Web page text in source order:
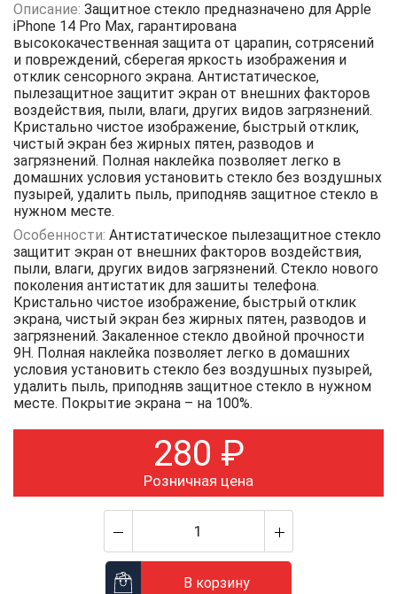
Описание: Защитное стекло предназначено для Apple
iPhone 14 Pro Max, гарантирована
высококачественная защита от царапин, сотрясений
и повреждений, сберегая яркость изображения и
отклик сенсорного экрана. Антистатическое,
пылезащитное защитит экран от внешних факторов
воздействия, пыли, влаги, других видов загрязнений.
Кристально чистое изображение, быстрый отклик,
чистый экран без жирных пятен, разводов и
загрязнений. Полная наклейка позволяет легко в
домашних условия установить стекло без воздушных
пузырей, удалить пыль, приподняв защитное стекло в
нужном месте.
Особенности: Антистатическое пылезащитное стекло
защитит экран от внешних факторов воздействия,
пыли, влаги, других видов загрязнений. Стекло нового
поколения антистатик для зашиты телефона.
Кристально чистое изображение, быстрый отклик
экрана, чистый экран без жирных пятен, разводов и
загрязнений. Закаленное стекло двойной прочности
9Н. Полная наклейка позволяет легко в домашних
условия установить стекло без воздушных пузырей,
удалить пыль, приподняв защитное стекло в нужном
месте. Покрытие экрана – на 100%.
280 ₽
Розничная цена
В корзину